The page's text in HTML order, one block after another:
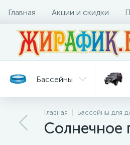
Главная Акции и скидки
Бассейны
Батуты
Главная Бассейны для
Солнечное